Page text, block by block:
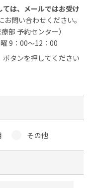
は、メールではお受け
問い合わせください。
部 予約センター）
9：00～12：00
タンを押してください
その他